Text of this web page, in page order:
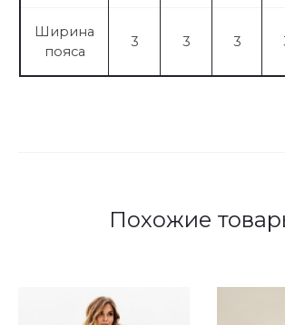
Ширина
пояса
3 3 3
Похожие